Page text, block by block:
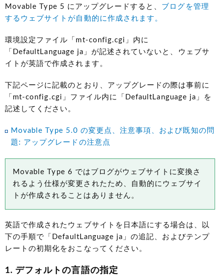
Movable Type 5 にアップグレードすると、 ブログを管理
するウェブサイトが自動的に作成されます。
環境設定ファイル「mt-config.cgi」内に
「DefaultLanguage ja」が記述されていないと、ウェブサ
イトが英語で作成されます。
下記ページに記載のとおり、アップグレードの際は事前に
「mt-config.cgi」ファイル内に「DefaultLanguage ja」を
記述してください。
Movable Type 5.0 の変更点、注意事項、および既知の問
題: アップグレードの注意点
Movable Type 6 ではブログがウェブサイトに変換さ
れるよう仕様が変更されたため、自動的にウェブサイ
トが作成されることはありません。
英語で作成されたウェブサイトを日本語にする場合は、以
下の手順で「DefaultLanguage ja」の追記、およびテンプ
レートの初期化をおこなってください。
1. デフォルトの言語の指定